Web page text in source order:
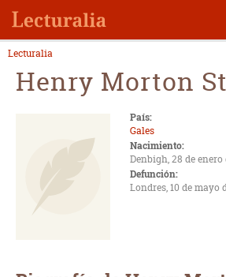
Lecturalia
Henry Morton
País:
Gales
Nacimiento:
Denbigh, 28 de enero
Defunción:
Londres, 10 de mayo